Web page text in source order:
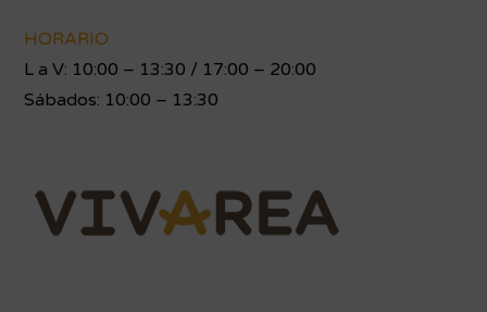
HORARIO
L a V: 10:00 – 13:30 / 17:00 – 20:00
Sábados: 10:00 – 13:30